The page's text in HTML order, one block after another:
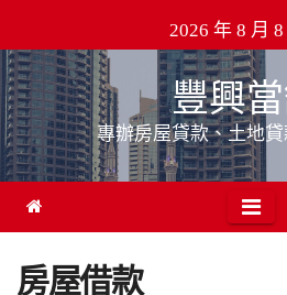
to
content
2026 年 8 月 8
豐興
專辦房屋貸款、土地
房屋借款